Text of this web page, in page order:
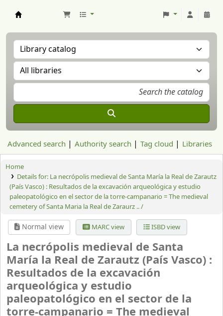
Advanced search Authority search Tag cloud Libraries
Home
Details for: La necrópolis medieval de Santa María la Real de Zarautz
(País Vasco) : Resultados de la excavación arqueológica y estudio
paleopatológico en el sector de la torre-campanario = The medieval
cemetery of Santa Maria la Real de Zaraurz .. /
Normal view MARC view ISBD view
La necrópolis medieval de Santa
María la Real de Zarautz (País Vasco) :
Resultados de la excavación
arqueológica y estudio
paleopatológico en el sector de la
torre-campanario = The medieval